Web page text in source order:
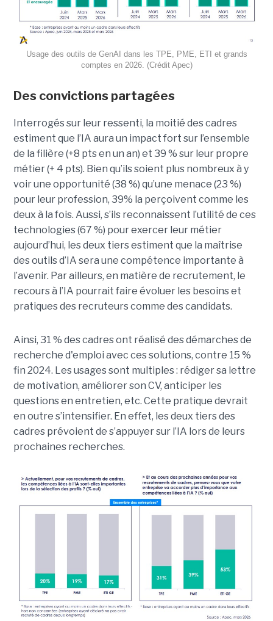
Usage des outils de GenAI dans les TPE, PME, ETI et grands
comptes en 2026. (Crédit Apec)
Des convictions partagées
Interrogés sur leur ressenti, la moitié des cadres
estiment que l’IA aura un impact fort sur l’ensemble
de la filière (+8 pts en un an) et 39 % sur leur propre
métier (+ 4 pts). Bien qu’ils soient plus nombreux à y
voir une opportunité (38 %) qu’une menace (23 %)
pour leur profession, 39% la perçoivent comme les
deux à la fois. Aussi, s’ils reconnaissent l’utilité de ces
technologies (67 %) pour exercer leur métier
aujourd’hui, les deux tiers estiment que la maîtrise
des outils d’IA sera une compétence importante à
l’avenir. Par ailleurs, en matière de recrutement, le
recours à l’IA pourrait faire évoluer les besoins et
pratiques des recruteurs comme des candidats.
Ainsi, 31 % des cadres ont réalisé des démarches de
recherche d'emploi avec ces solutions, contre 15 %
fin 2024. Les usages sont multiples : rédiger sa lettre
de motivation, améliorer son CV, anticiper les
questions en entretien, etc. Cette pratique devrait
en outre s’intensifier. En effet, les deux tiers des
cadres prévoient de s’appuyer sur l’IA lors de leurs
prochaines recherches.